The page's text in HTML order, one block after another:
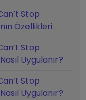
Stop
Özellikleri
Stop
Uygulanır?
Stop
Uygulanır?